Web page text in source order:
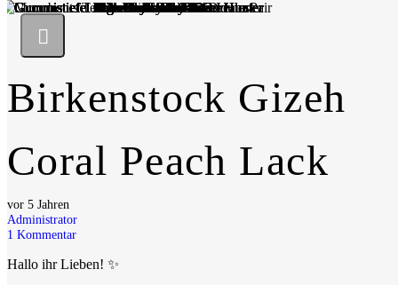
Birkenstock Gizeh
Coral Peach Lack
vor 5 Jahren
Administrator
1 Kommentar
Hallo ihr Lieben! ✨